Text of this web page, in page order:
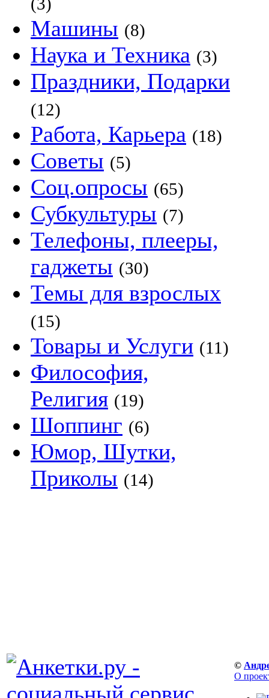
Машины (8)
Наука и Техника (3)
Праздники, Подарки
(12)
Работа, Карьера (18)
Советы (5)
Соц.опросы (65)
Субкультуры (7)
Телефоны, плееры,
гаджеты (30)
Темы для взрослых
(15)
Товары и Услуги (11)
Философия,
Религия (19)
Шоппинг (6)
Юмор, Шутки,
Приколы (14)
©
О